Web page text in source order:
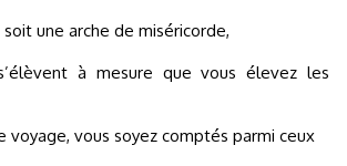
une arche de miséricorde,
à mesure que vous élevez les
voyage, vous soyez comptés parmi ceux